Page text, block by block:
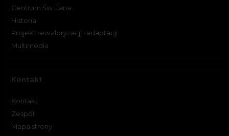
Centrum Św. Jana
Historia
Projekt rewaloryzacji i adaptacji
Multimedia
Kontakt
Kontakt
Zespół
Mapa strony